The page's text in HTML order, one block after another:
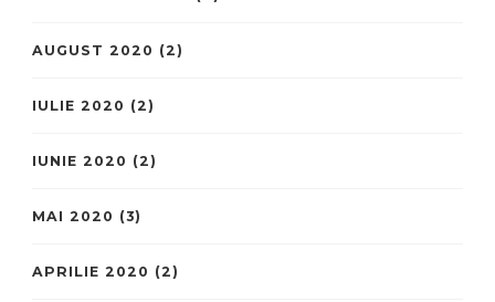
AUGUST 2020 (2)
IULIE 2020 (2)
IUNIE 2020 (2)
MAI 2020 (3)
APRILIE 2020 (2)